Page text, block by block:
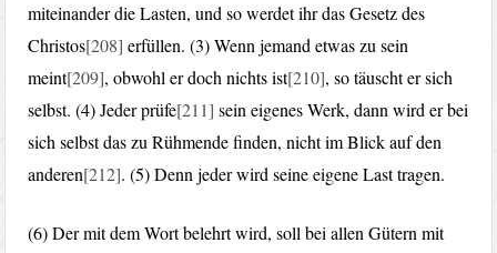
miteinander die Lasten, und so werdet ihr das Gesetz des
Christos[208] erfüllen. (3) Wenn jemand etwas zu sein
meint[209], obwohl er doch nichts ist[210], so täuscht er sich
selbst. (4) Jeder prüfe[211] sein eigenes Werk, dann wird er bei
sich selbst das zu Rühmende finden, nicht im Blick auf den
anderen[212]. (5) Denn jeder wird seine eigene Last tragen.
(6) Der mit dem Wort belehrt wird, soll bei allen Gütern mit